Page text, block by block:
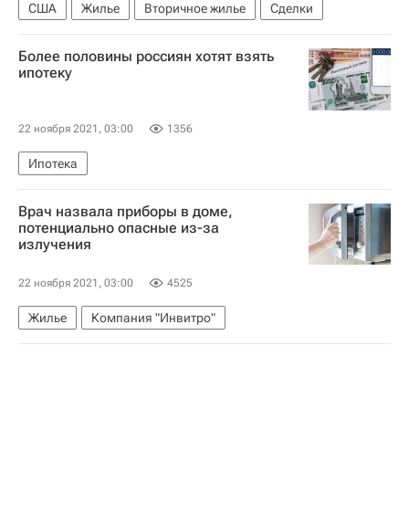
США Жилье Вторичное жилье Сделки
Более половины россиян хотят взять
ипотеку
22 ноября 2021, 03:00 1356
Ипотека
Врач назвала приборы в доме,
потенциально опасные из-за
излучения
22 ноября 2021, 03:00 4525
Жилье Компания "Инвитро"